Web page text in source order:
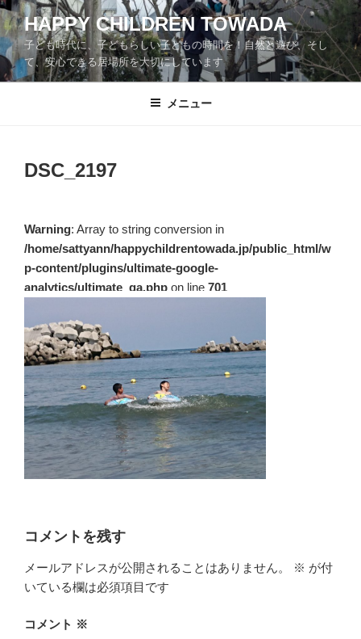
コ
ン
テ
ン
ツ
HAPPY CHILDREN TOWADA
子ども時代に、子どもらしい子どもの時間を！自然と遊び、そし
て、安心できる居場所を大切にしています
メニュー
DSC_2197
Warning: Array to string conversion in
/home/sattyann/happychildrentowada.jp/public_html/w
p-content/plugins/ultimate-google-
analytics/ultimate_ga.php on line 701
コメントを残す
メールアドレスが公開されることはありません。 ※ が付
いている欄は必須項目です
コメント ※